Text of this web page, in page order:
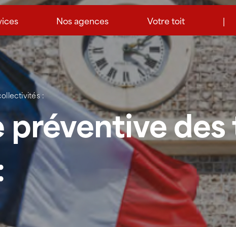
Nos agences Votre toit |
: